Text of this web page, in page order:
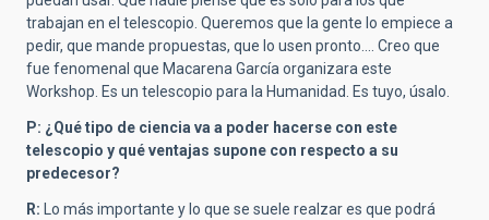
trabajan en el telescopio. Queremos que la gente lo empiece a
pedir, que mande propuestas, que lo usen pronto…. Creo que
fue fenomenal que Macarena García organizara este
Workshop. Es un telescopio para la Humanidad. Es tuyo, úsalo.
P: ¿Qué tipo de ciencia va a poder hacerse con este
telescopio y qué ventajas supone con respecto a su
predecesor?
R: Lo más importante y lo que se suele realzar es que podrá